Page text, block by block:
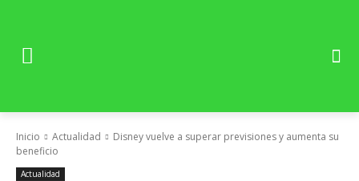
Inicio Actualidad
Disney vuelve a superar previsiones y aumenta su
beneficio
Actualidad